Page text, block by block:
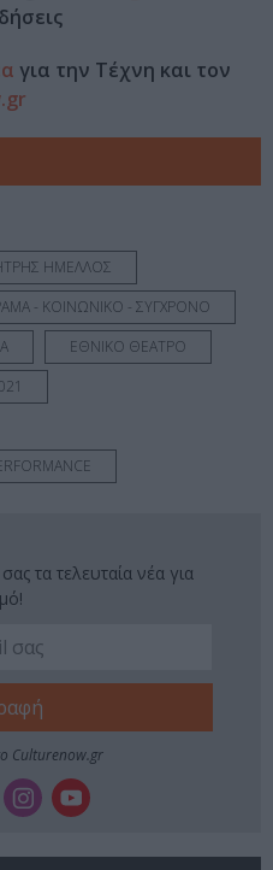
για την Τέχνη και τον
ΗΜΕΛΛΟΣ
- ΚΟΙΝΩΝΙΚΟ - ΣΥΓΧΡΟΝΟ
ΕΘΝΙΚΟ ΘΕΑΤΡΟ
τα τελευταία νέα για
Culturenow.gr